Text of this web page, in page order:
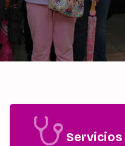
Servicios